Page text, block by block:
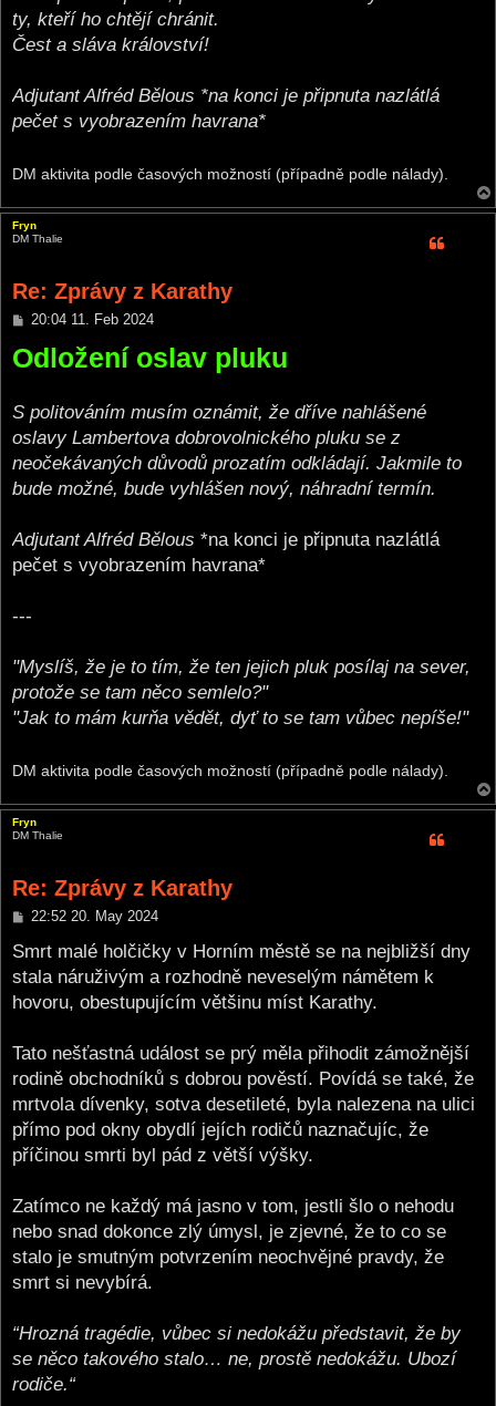
ty, kteří ho chtějí chránit.
Čest a sláva království!
Adjutant Alfréd Bělous *na konci je připnuta nazlátlá
pečet s vyobrazením havrana*
DM aktivita podle časových možností (případně podle nálady).
Fryn
DM Thalie
Re: Zprávy z Karathy
P
s
t
20:04 11. Feb 2024
Odložení oslav pluku
S politováním musím oznámit, že dříve nahlášené
oslavy Lambertova dobrovolnického pluku se z
neočekávaných důvodů prozatím odkládají. Jakmile to
bude možné, bude vyhlášen nový, náhradní termín.
Adjutant Alfréd Bělous *na konci je připnuta nazlátlá
pečet s vyobrazením havrana*
---
"Myslíš, že je to tím, že ten jejich pluk posílaj na sever,
protože se tam něco semlelo?"
"Jak to mám kurňa vědět, dyť to se tam vůbec nepíše!"
DM aktivita podle časových možností (případně podle nálady).
Fryn
DM Thalie
Re: Zprávy z Karathy
P
s
22:52 20. May 2024
Smrt malé holčičky v Horním městě se na nejbližší dny
stala náruživým a rozhodně neveselým námětem k
hovoru, obestupujícím většinu míst Karathy.
Tato nešťastná událost se prý měla přihodit zámožnější
rodině obchodníků s dobrou pověstí. Povídá se také, že
mrtvola dívenky, sotva desetileté, byla nalezena na ulici
přímo pod okny obydlí jejích rodičů naznačujíc, že
příčinou smrti byl pád z větší výšky.
Zatímco ne každý má jasno v tom, jestli šlo o nehodu
nebo snad dokonce zlý úmysl, je zjevné, že to co se
stalo je smutným potvrzením neochvějné pravdy, že
smrt si nevybírá.
“Hrozná tragédie, vůbec si nedokážu představit, že by
se něco takového stalo… ne, prostě nedokážu. Ubozí
rodiče.“